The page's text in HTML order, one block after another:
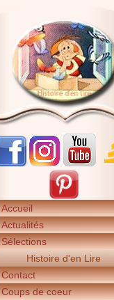
Accueil
Actualités
Sélections
Histoire d'en Lire
Contact
Coups de coeur